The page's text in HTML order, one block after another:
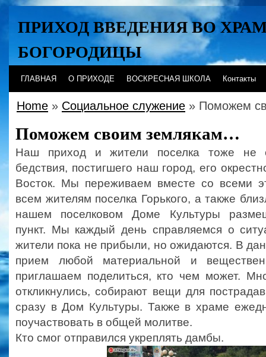
ПРИХОД ВВЕДЕНИЯ ВО
БОГОРОДИЦЫ
Хабаровск
ГЛАВНАЯ О ПРИХОДЕ ВОСКРЕСНАЯ ШКОЛА Контакты
Home » Социальное служение » Поможем
Поможем своим землякам…
Наш приход и жители поселка тоже не
бедствия, постигшего наш город, его
Восток. Мы переживаем вместе со всеми
всем жителям поселка Горького, а также
нашем поселковом Доме Культуры
пункт. Мы каждый день справляемся о
жители пока не прибыли, но ожидаются. В
прием любой материальной и
приглашаем поделиться, кто чем может.
откликнулись, собирают вещи для
сразу в Дом Культуры. Также в храме
поучаствовать в общей молитве.
Кто смог отправился укреплять дамбы.